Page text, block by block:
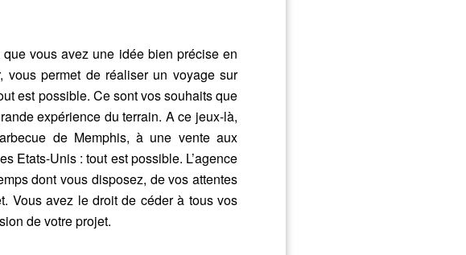
vous avez une idée bien précise en
vous permet de réaliser un voyage sur
est possible. Ce sont vos souhaits que
expérience du terrain. A ce jeux-là,
de Memphis, à une vente aux
Etats-Unis : tout est possible. L’agence
dont vous disposez, de vos attentes
Vous avez le droit de céder à tous vos
de votre projet.